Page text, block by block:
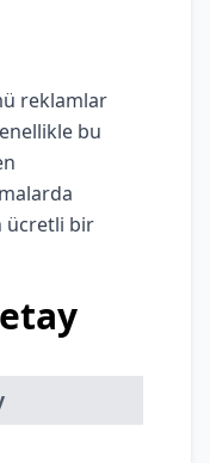
reklamlar
bu
ücretli bir